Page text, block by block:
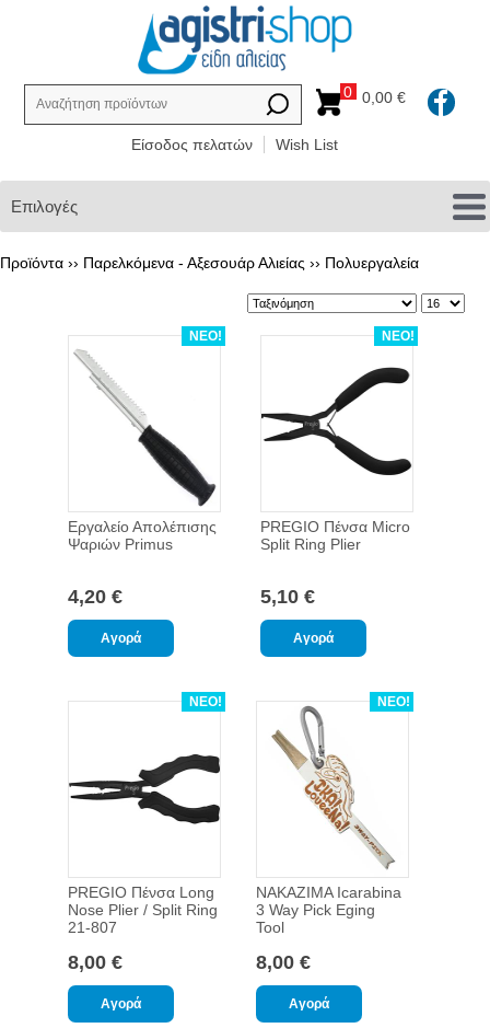
Είσοδος πελατών Wish List
0 0,00 €
Επιλογές
Προϊόντα ›› Παρελκόμενα - Αξεσουάρ Αλιείας ›› Πολυεργαλεία
ΝΕΟ!
4,20 €
Εργαλείο Απολέπισης
Ψαριών Primus
ΝΕΟ!
5,10 €
PREGIO Πένσα Micro
Split Ring Plier
ΝΕΟ!
8,00 €
PREGIO Πένσα Long
Nose Plier / Split Ring
21-807
ΝΕΟ!
8,00 €
NAKAZIMA Icarabina
3 Way Pick Eging
Tool